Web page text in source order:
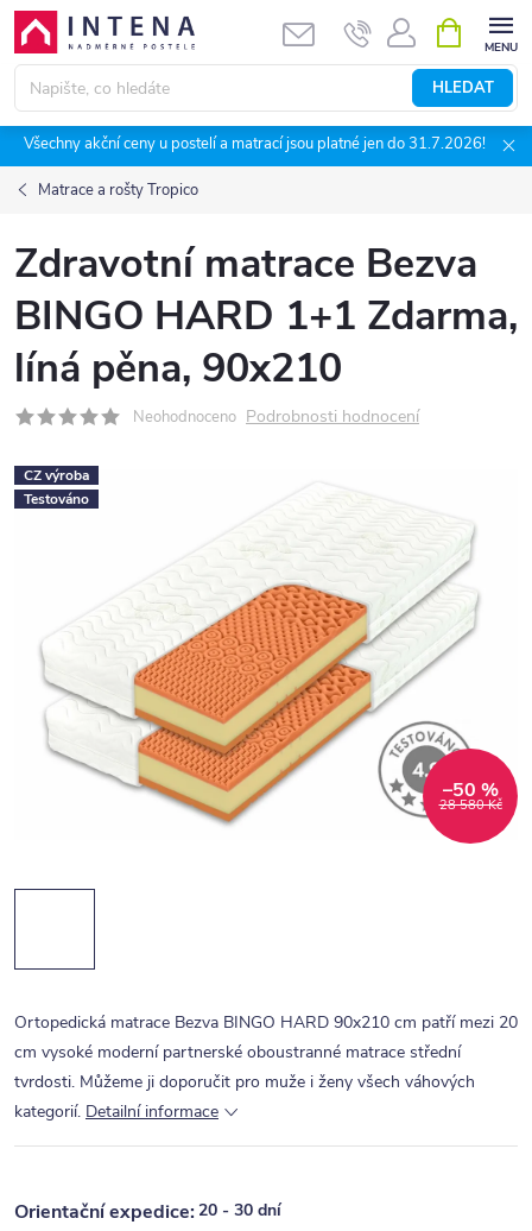
Přejít
obsah
HLEDAT
NÁKUPNÍ
KOŠÍK
Všechny akční ceny u postelí a matrací jsou platné jen do 31.7.2026!
Matrace a rošty Tropico
Zdravotní matrace Bezva
BINGO HARD 1+1 Zdarma,
líná pěna, 90x210
Neohodnoceno Podrobnosti hodnocení
CZ výroba
Testováno
28 580 Kč
–50 %
Ortopedická matrace Bezva BINGO HARD 90x210 cm patří mezi 20
cm vysoké moderní partnerské oboustranné matrace střední
tvrdosti. Můžeme ji doporučit pro muže i ženy všech váhových
kategorií. Detailní informace
20 - 30 dní